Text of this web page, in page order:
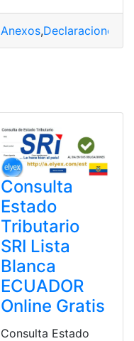
Anexos,Declaraciones
Consulta
Estado
Tributario
SRI Lista
Blanca
ECUADOR
Online Gratis
Consulta Estado